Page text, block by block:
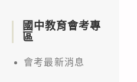
國中教育會考專
區
會考最新消息